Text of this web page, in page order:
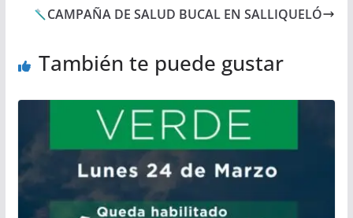
CAMPAÑA DE SALUD BUCAL EN SALLIQUELÓ
También te puede gustar